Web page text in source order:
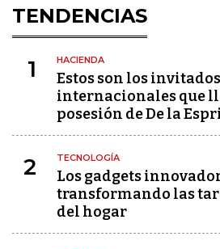
TENDENCIAS
1 HACIENDA
Estos son los invitados
internacionales que
posesión de De la
2 TECNOLOGÍA
Los gadgets
transformando las
del hogar